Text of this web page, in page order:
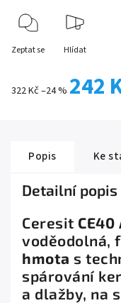
322 Kč–24 % 242
Zeptat se Hlídat
Popis Ke
Detailní
Ceresit
voděodolná,
hmota s
spárování
a dlažby, na